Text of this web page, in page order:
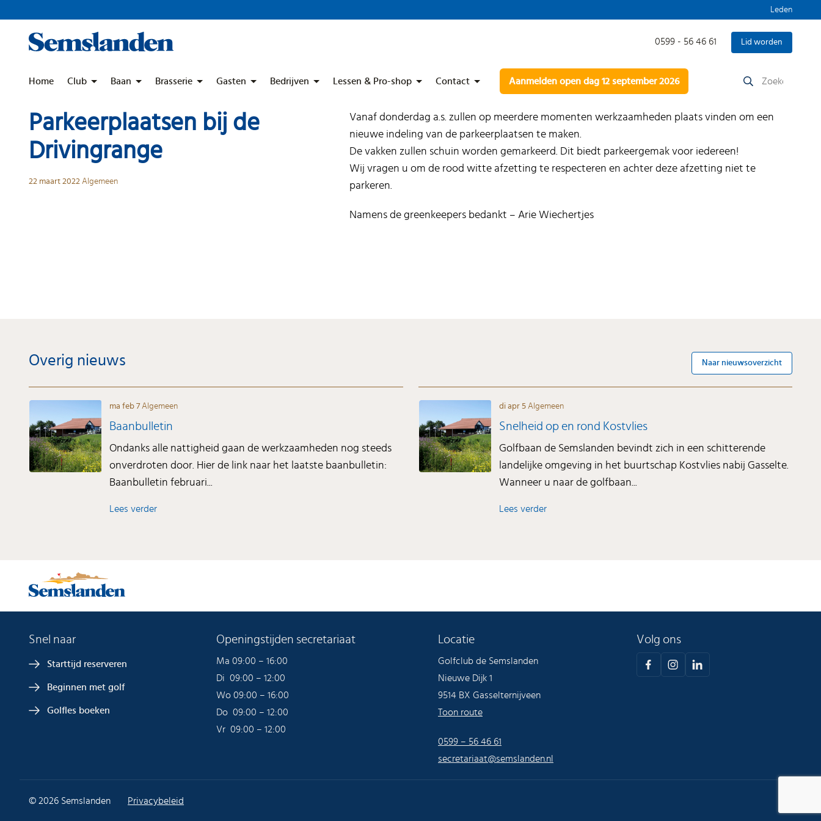
Leden
0599 - 56 46 61 Lid worden
Home Club Baan Brasserie Gasten Bedrijven Lessen & Pro-shop Contact Aanmelden open dag 12 september 2026
naar:
Parkeerplaatsen bij de
Drivingrange
22 maart 2022 Algemeen
Vanaf donderdag a.s. zullen op meerdere momenten werkzaamheden plaats vinden om een
nieuwe indeling van de parkeerplaatsen te maken.
De vakken zullen schuin worden gemarkeerd. Dit biedt parkeergemak voor iedereen!
Wij vragen u om de rood witte afzetting te respecteren en achter deze afzetting niet te
parkeren.
Namens de greenkeepers bedankt – Arie Wiechertjes
Overig nieuws Naar nieuwsoverzicht
ma feb 7 Algemeen
Baanbulletin
Ondanks alle nattigheid gaan de werkzaamheden nog steeds
onverdroten door. Hier de link naar het laatste baanbulletin:
Baanbulletin februari...
Lees verder
di apr 5 Algemeen
Snelheid op en rond Kostvlies
Golfbaan de Semslanden bevindt zich in een schitterende
landelijke omgeving in het buurtschap Kostvlies nabij Gasselte.
Wanneer u naar de golfbaan...
Lees verder
Snel naar
Starttijd reserveren
Beginnen met golf
Golfles boeken
Openingstijden secretariaat
Ma 09:00 – 16:00
Di 09:00 – 12:00
Wo 09:00 – 16:00
Do 09:00 – 12:00
Vr 09:00 – 12:00
Locatie
Golfclub de Semslanden
Nieuwe Dijk 1
9514 BX Gasselternijveen
Toon route
0599 – 56 46 61
secretariaat@semslanden.nl
Volg ons
© 2026 Semslanden Privacybeleid